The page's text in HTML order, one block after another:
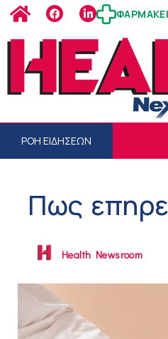
ΡΟΗ ΕΙΔΗΣΕΩΝ
Πως
Health Newsroom